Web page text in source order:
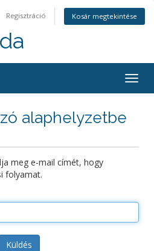
Regisztráció Kosár megtekintése
a
alaphelyzetbe
meg e-mail címét, hogy
folyamat.
Küldés